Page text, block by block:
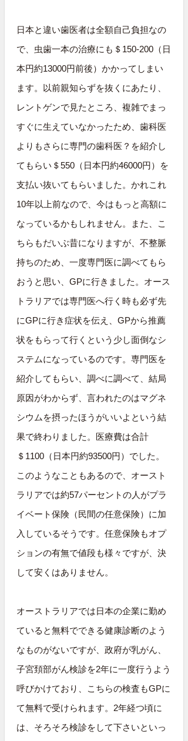
日本と違い歯医者は全額自己負担なの
で、虫歯一本の治療にも＄150-200（日
本円約13000円前後）かかってしまい
ます。以前親知らずを抜くにあたり、
レントゲンで見たところ、複雑でまっ
すぐに生えていなかったため、歯科医
よりもさらに専門の歯科医？を紹介し
てもらい＄550（日本円約46000円）を
支払い抜いてもらいました。かれこれ
10年以上前なので、今はもっと高額に
なっているかもしれません。また、こ
ちらもだいぶ昔になりますが、不整脈
持ちのため、一度専門医に調べてもら
おうと思い、GPに行きました。オース
トラリアでは専門医へ行く時も必ず先
にGPに行き症状を伝え、GPから推薦
状をもらって行くという少し面倒なシ
ステムになっているのです。専門医を
紹介してもらい、調べに調べて、結局
原因がわからず、言われたのはマグネ
シウムを摂ったほうがいいよという結
果で終わりました。医療費は合計
＄1100（日本円約93500円）でした。
このようなこともあるので、オースト
ラリアでは約57パーセントの人がプラ
イベート保険（民間の任意保険）に加
入しているそうです。任意保険もオプ
ションの有無で値段も様々ですが、決
して安くはありません。
オーストラリアでは日本の企業に勤め
ていると無料でできる健康診断のよう
なものがないですが、政府が乳がん、
子宮頚部がん検診を2年に一度行うよう
呼びかけており、こちらの検査もGPに
て無料で受けられます。2年経つ頃に
は、そろそろ検診をして下さいといっ